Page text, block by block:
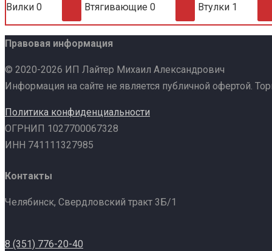
Вилки 0 Втягивающие 0 Втулки 1
Правовая информация
© 2020-2026 ИП Лайтер Михаил Александрович
Информация на сайте не является публичной офертой.
Политика конфиденциальности
ОГРНИП 1027700067328
ИНН 741111327985
Контакты
Челябинск, Свердловский тракт 3Б/1
8 (351) 776-20-40